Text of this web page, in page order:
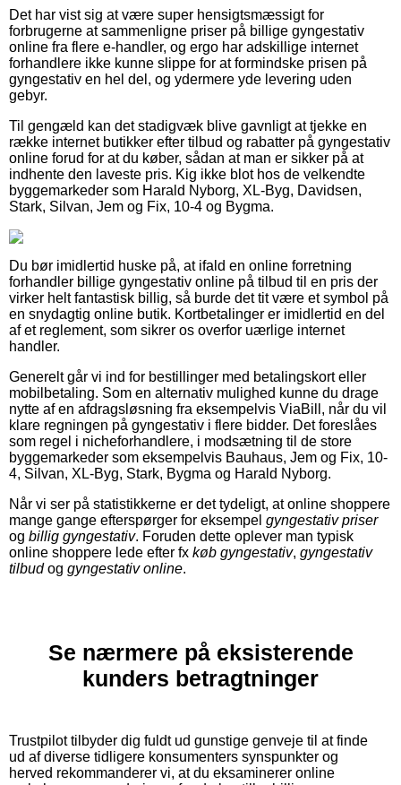
Det har vist sig at være super hensigtsmæssigt for
forbrugerne at sammenligne priser på billige gyngestativ
online fra flere e-handler, og ergo har adskillige internet
forhandlere ikke kunne slippe for at formindske prisen på
gyngestativ en hel del, og ydermere yde levering uden
gebyr.
Til gengæld kan det stadigvæk blive gavnligt at tjekke en
række internet butikker efter tilbud og rabatter på gyngestativ
online forud for at du køber, sådan at man er sikker på at
indhente den laveste pris. Kig ikke blot hos de velkendte
byggemarkeder som Harald Nyborg, XL-Byg, Davidsen,
Stark, Silvan, Jem og Fix, 10-4 og Bygma.
Du bør imidlertid huske på, at ifald en online forretning
forhandler billige gyngestativ online på tilbud til en pris der
virker helt fantastisk billig, så burde det tit være et symbol på
en snydagtig online butik. Kortbetalinger er imidlertid en del
af et reglement, som sikrer os overfor uærlige internet
handler.
Generelt går vi ind for bestillinger med betalingskort eller
mobilbetaling. Som en alternativ mulighed kunne du drage
nytte af en afdragsløsning fra eksempelvis ViaBill, når du vil
klare regningen på gyngestativ i flere bidder. Det foreslåes
som regel i nicheforhandlere, i modsætning til de store
byggemarkeder som eksempelvis Bauhaus, Jem og Fix, 10-
4, Silvan, XL-Byg, Stark, Bygma og Harald Nyborg.
Når vi ser på statistikkerne er det tydeligt, at online shoppere
mange gange efterspørger for eksempel gyngestativ priser
og billig gyngestativ. Foruden dette oplever man typisk
online shoppere lede efter fx køb gyngestativ, gyngestativ
tilbudog gyngestativ online.
Se nærmere på eksisterende
kunders betragtninger
Trustpilot tilbyder dig fuldt ud gunstige genveje til at finde
ud af diverse tidligere konsumenters synspunkter og
herved rekommanderer vi, at du eksaminerer online